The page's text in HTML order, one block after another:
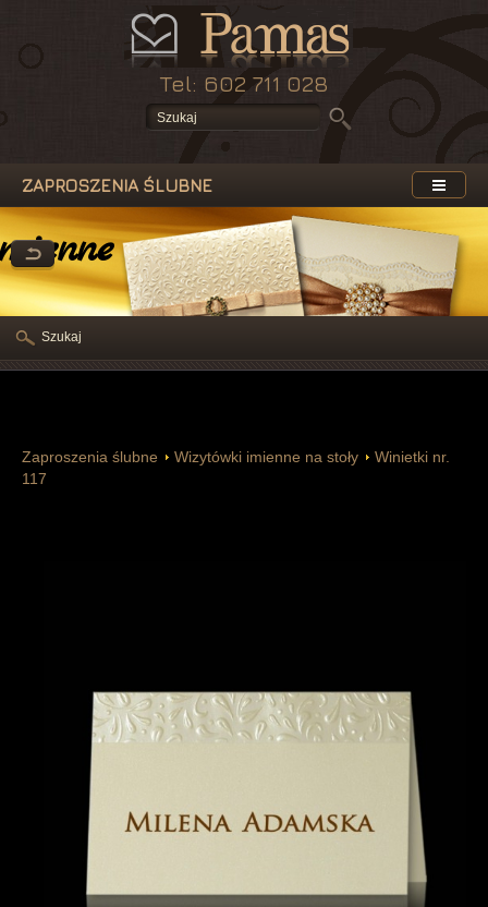
na stoły
Tel: 602 711 028
ZAPROSZENIA ŚLUBNE
Zaproszenia ślubne Wizytówki imienne na stoły
Winietki nr.
117
Szukaj